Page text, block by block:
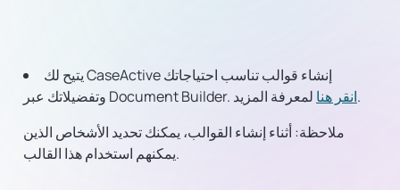
يتيح لك CaseActive إنشاء قوالب تناسب احتياجاتك
وتفضيلاتك عبر Document Builder.
انقر هنالمعرفة المزيد.
ملاحظة:أثناء إنشاء القوالب، يمكنك تحديد الأشخاص الذين
يمكنهم استخدام هذا القالب.